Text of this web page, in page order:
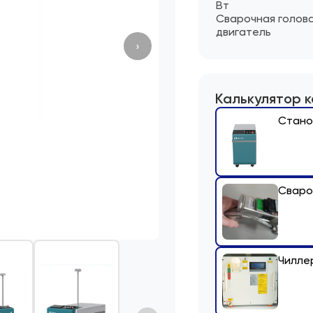
›
Вт
Сварочная
двигатель
Калькулятор